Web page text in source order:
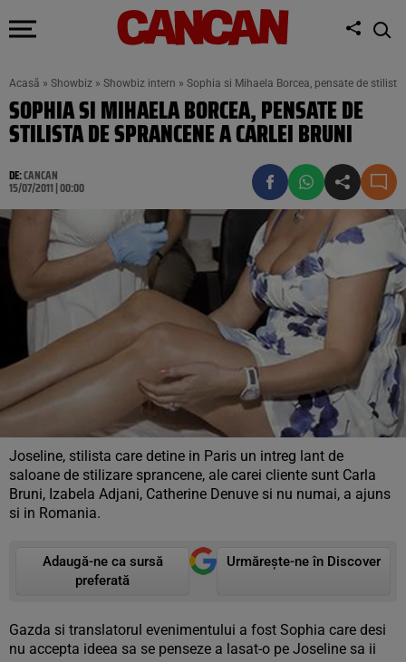
Acasă » Showbiz » Showbiz intern » Sophia si Mihaela Borcea, pensate de
SOPHIA SI MIHAELA BORCEA, PENSATE DE
STILISTA DE SPRANCENE A CARLEI BRUNI
DE:CANCAN
15/07/2011 | 00:00
Joseline, stilista care detine in Paris un intreg lant de
saloane de stilizare sprancene, ale carei cliente sunt Carla
Bruni, Izabela Adjani, Catherine Denuve si nu numai, a ajuns
si in Romania.
Adaugă-ne ca sursă
preferată
Urmărește-ne în Discover
Gazda si translatorul evenimentului a fost Sophia care desi
nu accepta ideea sa se penseze a lasat-o pe Joseline sa ii